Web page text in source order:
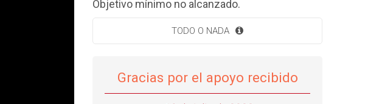
Objetivo mínimo no alcanzado.
TODO O NADA
Gracias por el apoyo recibido